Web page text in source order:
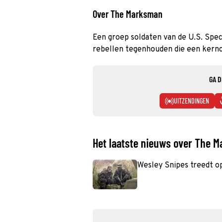
Over The Marksman
Een groep soldaten van de U.S.
rebellen tegenhouden die een
GA
UITZENDINGEN
Het laatste nieuws over The
Wesley Snipes treedt